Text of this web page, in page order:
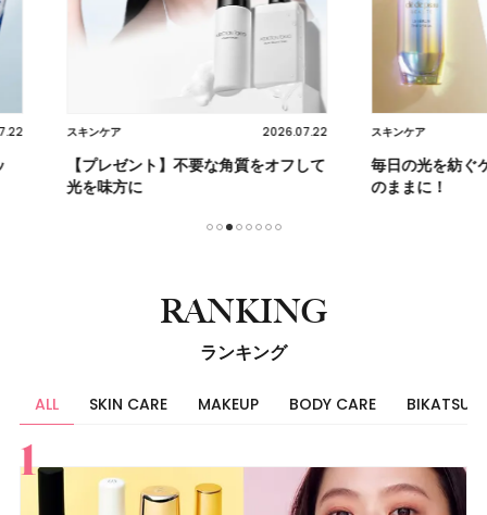
2026.07.22
フして
スキンケア 2026.07.22
毎日の光を紡ぐケアで未来の肌を思い
のままに！
ヘア
【クセ・
迷子必見
RANKING
ランキング
ALL SKIN CARE MAKEUP BODY CARE BIKATSU
すべて
スキンケア
メイク
ボディケア
美活
ヘア
ライフスタイル
ビューティーズ